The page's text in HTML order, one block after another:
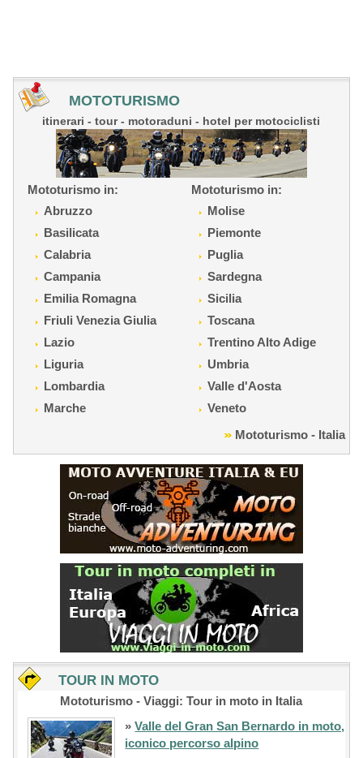
MOTOTURISMO
itinerari - tour - motoraduni - hotel per motociclisti
Mototurismo in:
Abruzzo
Basilicata
Calabria
Campania
Emilia Romagna
Friuli Venezia Giulia
Lazio
Liguria
Lombardia
Marche
Mototurismo in:
Molise
Piemonte
Puglia
Sardegna
Sicilia
Toscana
Trentino Alto Adige
Umbria
Valle d'Aosta
Veneto
Mototurismo - Italia
TOUR IN MOTO
Mototurismo - Viaggi: Tour in moto in Italia
»Valle del Gran San Bernardo in moto,
iconico percorso alpino